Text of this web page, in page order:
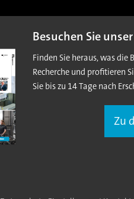
Besuchen Sie
Finden Sie heraus, was
Recherche und profitieren
Sie bis zu 14 Tage nach
Zu